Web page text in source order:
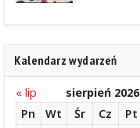
Kalendarz wydarzeń
« lip sierpień 2026
Pn
Wt Śr Cz Pt